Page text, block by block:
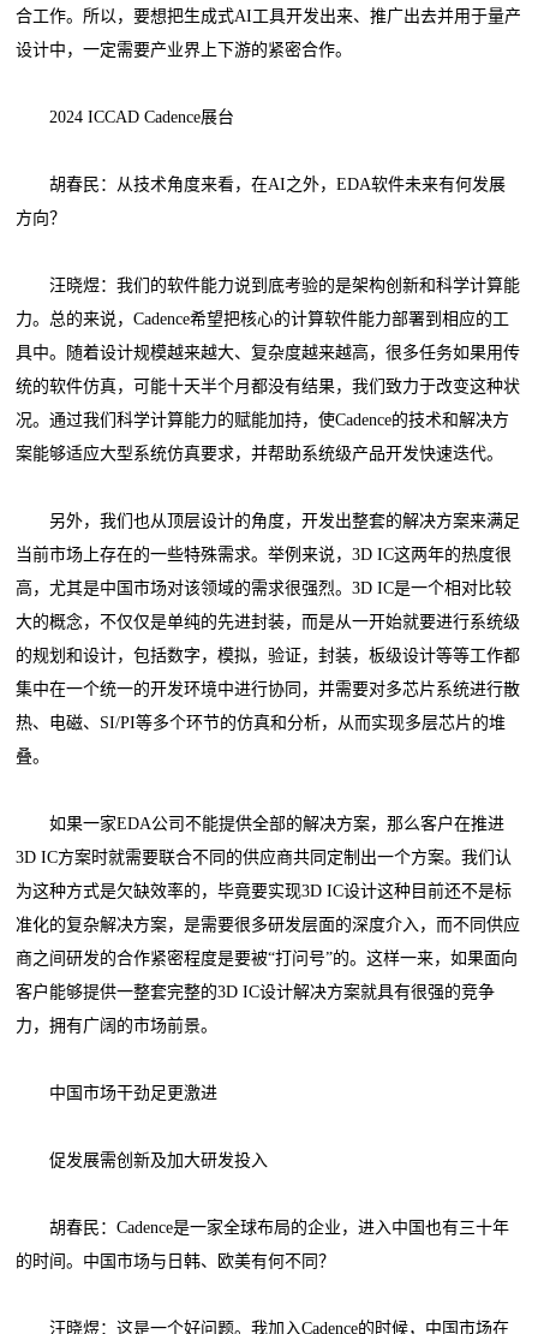
合工作。所以，要想把生成式AI工具开发出来、推广出去并用于量产
设计中，一定需要产业界上下游的紧密合作。
2024 ICCAD Cadence展台
胡春民：从技术角度来看，在AI之外，EDA软件未来有何发展
方向？
汪晓煜：我们的软件能力说到底考验的是架构创新和科学计算能
力。总的来说，Cadence希望把核心的计算软件能力部署到相应的工
具中。随着设计规模越来越大、复杂度越来越高，很多任务如果用传
统的软件仿真，可能十天半个月都没有结果，我们致力于改变这种状
况。通过我们科学计算能力的赋能加持，使Cadence的技术和解决方
案能够适应大型系统仿真要求，并帮助系统级产品开发快速迭代。
另外，我们也从顶层设计的角度，开发出整套的解决方案来满足
当前市场上存在的一些特殊需求。举例来说，3D IC这两年的热度很
高，尤其是中国市场对该领域的需求很强烈。3D IC是一个相对比较
大的概念，不仅仅是单纯的先进封装，而是从一开始就要进行系统级
的规划和设计，包括数字，模拟，验证，封装，板级设计等等工作都
集中在一个统一的开发环境中进行协同，并需要对多芯片系统进行散
热、电磁、SI/PI等多个环节的仿真和分析，从而实现多层芯片的堆
叠。
如果一家EDA公司不能提供全部的解决方案，那么客户在推进
3D IC方案时就需要联合不同的供应商共同定制出一个方案。我们认
为这种方式是欠缺效率的，毕竟要实现3D IC设计这种目前还不是标
准化的复杂解决方案，是需要很多研发层面的深度介入，而不同供应
商之间研发的合作紧密程度是要被“打问号”的。这样一来，如果面向
客户能够提供一整套完整的3D IC设计解决方案就具有很强的竞争
力，拥有广阔的市场前景。
中国市场干劲足更激进
促发展需创新及加大研发投入
胡春民：Cadence是一家全球布局的企业，进入中国也有三十年
的时间。中国市场与日韩、欧美有何不同？
汪晓煜：这是一个好问题。我加入Cadence的时候，中国市场在